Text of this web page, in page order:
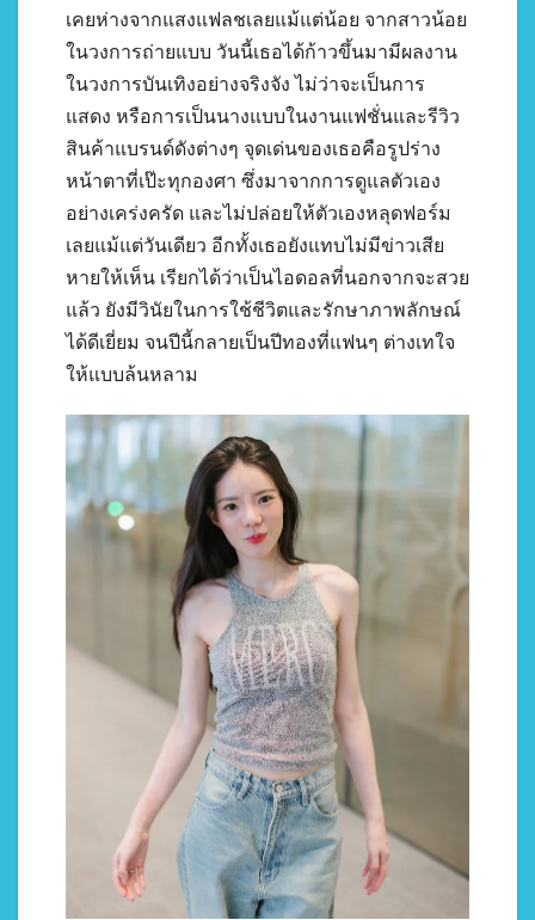
เคยห่างจากแสงแฟลชเลยแม้แต่น้อย จากสาวน้อย
ในวงการถ่ายแบบ วันนี้เธอได้ก้าวขึ้นมามีผลงาน
ในวงการบันเทิงอย่างจริงจัง ไม่ว่าจะเป็นการ
แสดง หรือการเป็นนางแบบในงานแฟชั่นและรีวิว
สินค้าแบรนด์ดังต่างๆ จุดเด่นของเธอคือรูปร่าง
หน้าตาที่เป๊ะทุกองศา ซึ่งมาจากการดูแลตัวเอง
อย่างเคร่งครัด และไม่ปล่อยให้ตัวเองหลุดฟอร์ม
เลยแม้แต่วันเดียว อีกทั้งเธอยังแทบไม่มีข่าวเสีย
หายให้เห็น เรียกได้ว่าเป็นไอดอลที่นอกจากจะสวย
แล้ว ยังมีวินัยในการใช้ชีวิตและรักษาภาพลักษณ์
ได้ดีเยี่ยม จนปีนี้กลายเป็นปีทองที่แฟนๆ ต่างเทใจ
ให้แบบล้นหลาม